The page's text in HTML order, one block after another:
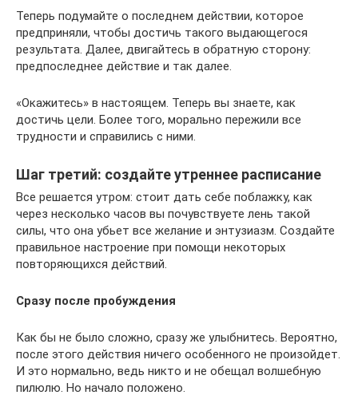
Теперь подумайте о последнем действии, которое
предприняли, чтобы достичь такого выдающегося
результата. Далее, двигайтесь в обратную сторону:
предпоследнее действие и так далее.
«Окажитесь» в настоящем. Теперь вы знаете, как
достичь цели. Более того, морально пережили все
трудности и справились с ними.
Шаг третий: создайте утреннее расписание
Все решается утром: стоит дать себе поблажку, как
через несколько часов вы почувствуете лень такой
силы, что она убьет все желание и энтузиазм. Создайте
правильное настроение при помощи некоторых
повторяющихся действий.
Сразу после пробуждения
Как бы не было сложно, сразу же улыбнитесь. Вероятно,
после этого действия ничего особенного не произойдет.
И это нормально, ведь никто и не обещал волшебную
пилюлю. Но начало положено.